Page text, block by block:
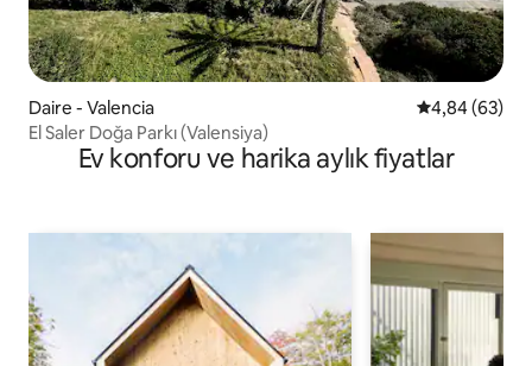
Daire - Valencia 5 üzerinden
4,84 (63)
El Saler Doğa Parkı (Valensiya)
Ev konforu ve harika aylık fiyatlar